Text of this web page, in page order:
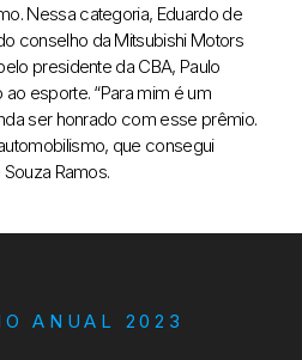
Nessa categoria, Eduardo de
conselho da Mitsubishi Motors
presidente da CBA, Paulo
esporte. “Para mim é um
ser honrado com esse prêmio.
que consegui
Ramos.
ANUAL 2023